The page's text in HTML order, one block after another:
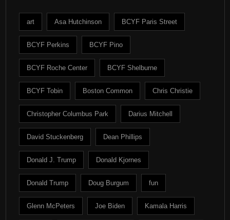
art Asa Hutchinson BCYF Paris Street
BCYF Perkins BCYF Pino
BCYF Roche Center BCYF Shelburne
BCYF Tobin Boston Common Chris Christie
Christopher Columbus Park Darius Mitchell
David Stuckenberg Dean Phillips
Donald J. Trump Donald Kjornes
Donald Trump Doug Burgum fun
Glenn McPeters Joe Biden Kamala Harris